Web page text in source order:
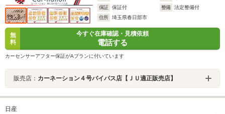
保証
保証付 整備
法定整備付
住所
埼玉県春日部市
無
料
今すぐ在庫確認・見積依頼
電話する
カーセンサーアフター保証がAプランに付いています
販売店： カーネーション４号バイパス店【ＪＵ適正販売店】
日産